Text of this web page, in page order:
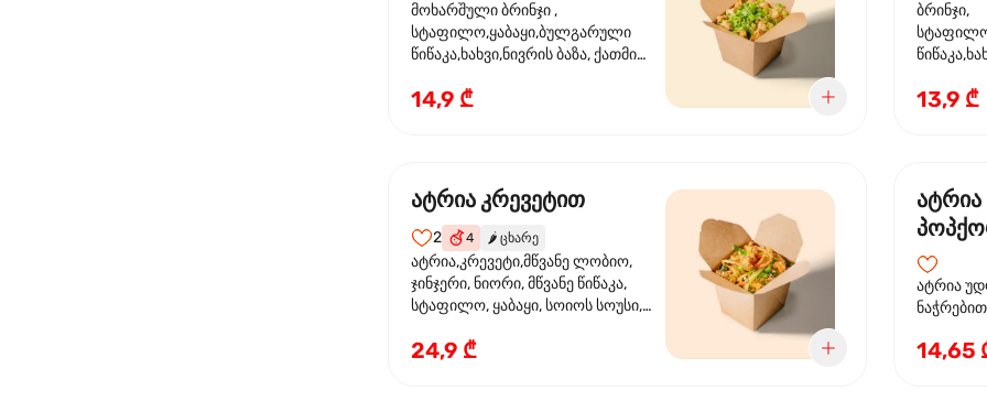
მოხარშული ბრინჯი ,
სტაფილო,ყაბაყი,ბულგარული
წიწაკა,ხახვი,ნივრის ბაზა, ქათმის
სოუსი,მწვანე ხახვი,სეზამის
14,9 ₾
ბრინჯი,
სოუსი,
13,9 ₾
ატრია კრევეტით
2 4 🌶️ ცხარე
ატრია,კრევეტი,მწვანე ლობიო,
ჯინჯერი, ნიორი, მწვანე წიწაკა,
სტაფილო, ყაბაყი, სოიოს სოუსი,
ტკბილ ცხარე სოუსი, მწვანე ხახვი,
24,9 ₾
ატრია
სოსუით
ატრია
ნაჭრებით,
ნიორი)
14,65